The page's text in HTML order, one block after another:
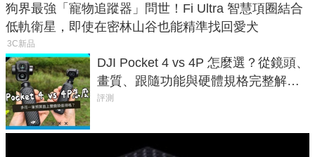
狗界最強「寵物追蹤器」問世！Fi Ultra 智慧項圈結合
低軌衛星，即使在密林山谷也能精準找回愛犬
3C新品
DJI Pocket 4 vs 4P 怎麼選？從鏡頭、
畫質、跟隨功能與硬體規格完整解
析，一次看懂兩台差異
評測